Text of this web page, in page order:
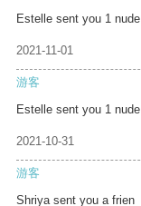
Estelle sent you 1 nude
2021-11-01
游客
Estelle sent you 1 nude
2021-10-31
游客
Shriya sent you a frien